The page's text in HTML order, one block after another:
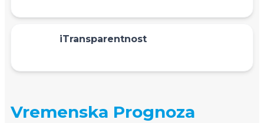
iTransparentnost
Vremenska Prognoza